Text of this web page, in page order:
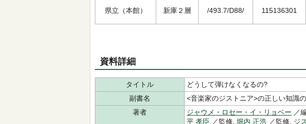
県立（本館） 新庫２層 /493.7/D88/ 115136301
資料詳細
タイトル
どうして弾けなくなるの?
副書名
<音楽家のジストニア>の正しい知識
著者
ジャウメ・ロセー・イ・リョベー ／
平 孝臣 ／監修, 堀内 正浩 ／監修, ジ